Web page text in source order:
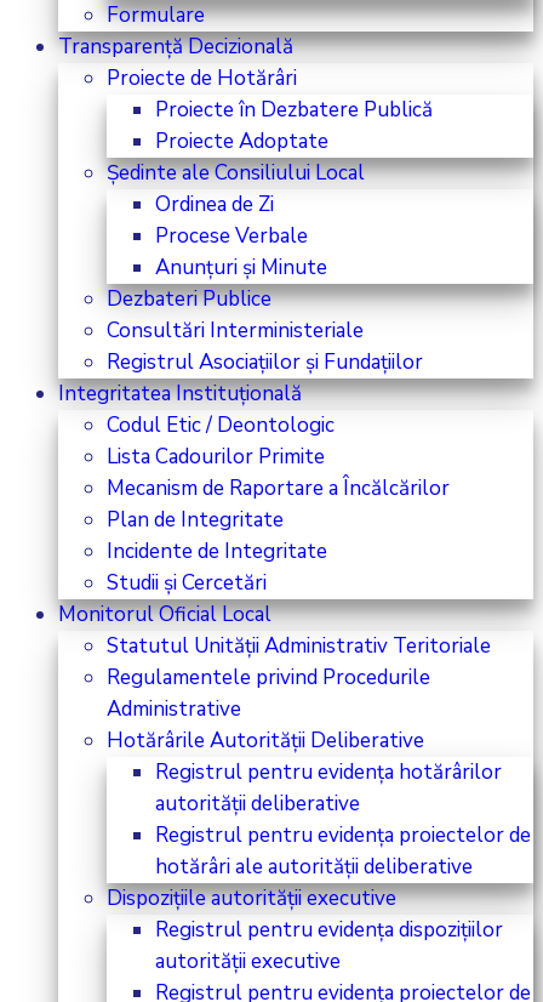
Formulare
Transparență Decizională
Proiecte de Hotărâri
Proiecte în Dezbatere Publică
Proiecte Adoptate
Ședinte ale Consiliului Local
Ordinea de Zi
Procese Verbale
Anunțuri și Minute
Dezbateri Publice
Consultări Interministeriale
Registrul Asociațiilor și Fundațiilor
Integritatea Instituțională
Codul Etic / Deontologic
Lista Cadourilor Primite
Mecanism de Raportare a Încălcărilor
Plan de Integritate
Incidente de Integritate
Studii și Cercetări
Monitorul Oficial Local
Statutul Unității Administrativ Teritoriale
Regulamentele privind Procedurile
Administrative
Hotărârile Autorității Deliberative
Registrul pentru evidența hotărârilor
autorității deliberative
Registrul pentru evidența proiectelor de
hotărâri ale autorității deliberative
Dispozițiile autorității executive
Registrul pentru evidența dispozițiilor
autorității executive
Registrul pentru evidența proiectelor de